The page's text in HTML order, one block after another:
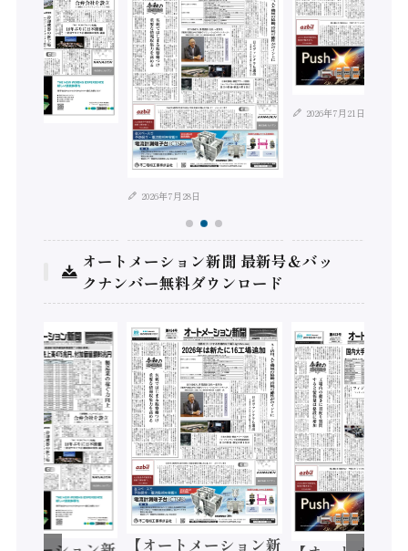
2026年7月28日
2026年7月21日
オートメーション新聞 最新号＆バッ
クナンバー無料ダウンロード
【オートメーション新